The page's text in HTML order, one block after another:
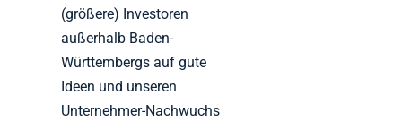
(größere) Investoren
außerhalb Baden-
Württembergs auf gute
Ideen und unseren
Unternehmer-Nachwuchs